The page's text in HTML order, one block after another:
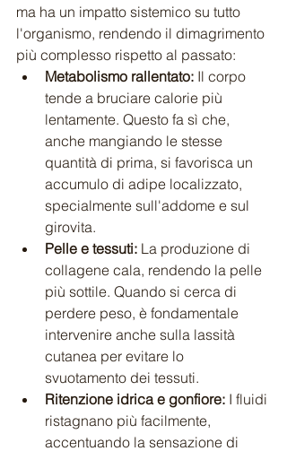
ma ha un impatto sistemico su tutto
l'organismo, rendendo il dimagrimento
più complesso rispetto al passato:
Metabolismo rallentato: Il corpo
tende a bruciare calorie più
lentamente. Questo fa sì che,
anche mangiando le stesse
quantità di prima, si favorisca un
accumulo di adipe localizzato,
specialmente sull'addome e sul
girovita.
Pelle e tessuti: La produzione di
collagene cala, rendendo la pelle
più sottile. Quando si cerca di
perdere peso, è fondamentale
intervenire anche sulla lassità
cutanea per evitare lo
svuotamento dei tessuti.
Ritenzione idrica e gonfiore: I fluidi
ristagnano più facilmente,
accentuando la sensazione di